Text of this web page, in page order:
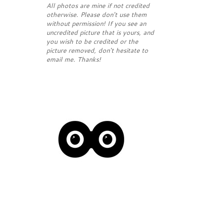
All photos are mine if not credited
otherwise. Please don't use them
without permission! If you see an
uncredited picture that is yours, and
you wish to be credited or the
picture removed, don't hesitate to
email me. Thanks!